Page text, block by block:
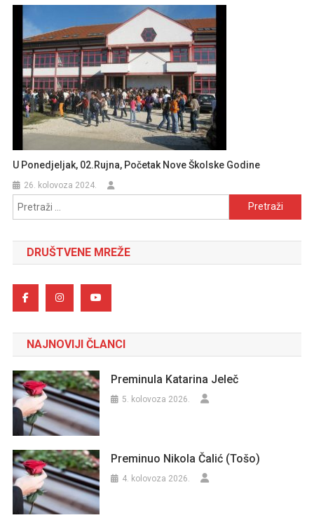
U Ponedjeljak, 02.rujna, Početak Nove Školske Godine
26. kolovoza 2024.
Pretraži:
DRUŠTVENE MREŽE
NAJNOVIJI ČLANCI
Preminula Katarina Jeleč
5. kolovoza 2026.
Preminuo Nikola Čalić (Tošo)
4. kolovoza 2026.